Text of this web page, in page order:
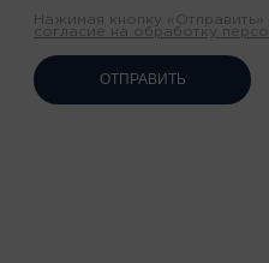
Нажимая кнопку
согласие на обработку
ОТПРАВИТЬ